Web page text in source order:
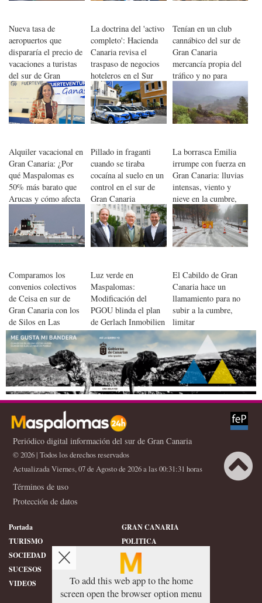
Nueva tasa de
aeropuertos que
dispararía el precio de
vacaciones a turistas
del sur de Gran
Canaria
La doctrina del 'activo
completo': Hacienda
Canaria revisa el
traspaso de negocios
hoteleros en el Sur
Tenían en un club
cannábico del sur de
Gran Canaria
mercancía propia del
tráfico y no para
Alquiler vacacional en
Gran Canaria: ¿Por
qué Maspalomas es
50% más barato que
Arucas y cómo afecta
la nueva regulación?
Pillado in fraganti
cuando se tiraba
cocaína al suelo en un
control en el sur de
Gran Canaria
La borrasca Emilia
irrumpe con fuerza en
Gran Canaria: lluvias
intensas, viento y
nieve en la cumbre,
con las primeras
aguas llegando a
presas y barrancos
Comparamos los
convenios colectivos
de Ceisa en sur de
Gran Canaria con los
de Silos en Las
Palmas
Luz verde en
Maspalomas:
Modificación del
PGOU blinda el plan
de Gerlach Inmobilien
con parámetros de alta
densificación
El Cabildo de Gran
Canaria hace un
llamamiento para no
subir a la cumbre,
limitar
desplazamientos y
evitar los peligros en
la costa
Periódico digital información del sur de Gran Canaria
© 2026 | Todos los derechos reservados
Actualizada Viernes, 07 de Agosto de 2026 a las 00:31:31 horas
Términos de uso
Protección de datos
Portada
GRAN CANARIA
TURISMO
POLITICA
SOCIEDAD
DEPORTES
SUCESOS
HISTORIA
VIDEOS
CONFIDENCIAL
To add this web app to the home
screen open the browser option menu